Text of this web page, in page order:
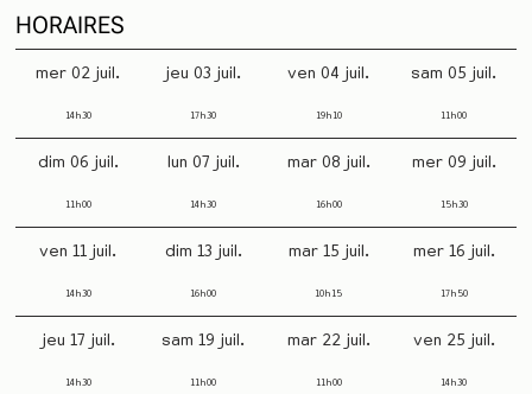
HORAIRES
mer 02 juil.
14h30
jeu 03 juil.
17h30
ven 04 juil.
19h10
sam 05 juil.
11h00
dim 06 juil.
11h00
lun 07 juil.
14h30
mar 08 juil.
16h00
mer 09 juil.
15h30
ven 11 juil.
14h30
dim 13 juil.
16h00
mar 15 juil.
10h15
mer 16 juil.
17h50
jeu 17 juil.
14h30
sam 19 juil.
11h00
mar 22 juil.
11h00
ven 25 juil.
14h30